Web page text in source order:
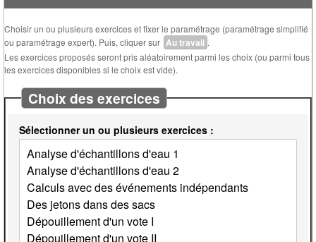
Choisir un ou plusieurs exercices et fixer le paramétrage (paramétrage simplifié
ou paramétrage expert). Puis, cliquer sur Au travail .
Les exercices proposés seront pris aléatoirement parmi les choix (ou parmi tous
les exercices disponibles si le choix est vide).
Choix des exercices
Sélectionner un ou plusieurs exercices :